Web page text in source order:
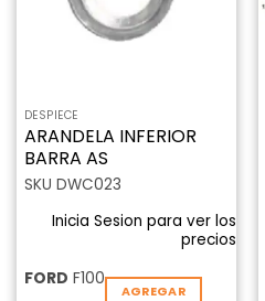
DESPIECE
ARANDELA INFERIOR
BARRA AS
SKU DWC023
Inicia Sesion para ver los
precios
FORD F100
AGREGAR